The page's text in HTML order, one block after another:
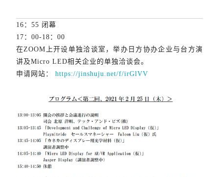
16：55 闭幕
17：00-18：00
在ZOOM上开设单独洽谈室，举办日方协办企业与台方演
讲及Micro LED相关企业的单独洽谈会。
申请网站： https://jinshuju.net/f/irGlVV